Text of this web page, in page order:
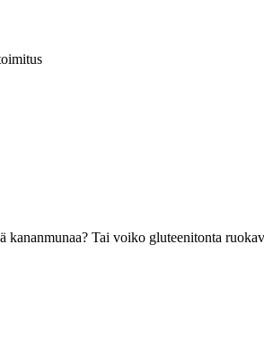
Tai voiko gluteenitonta